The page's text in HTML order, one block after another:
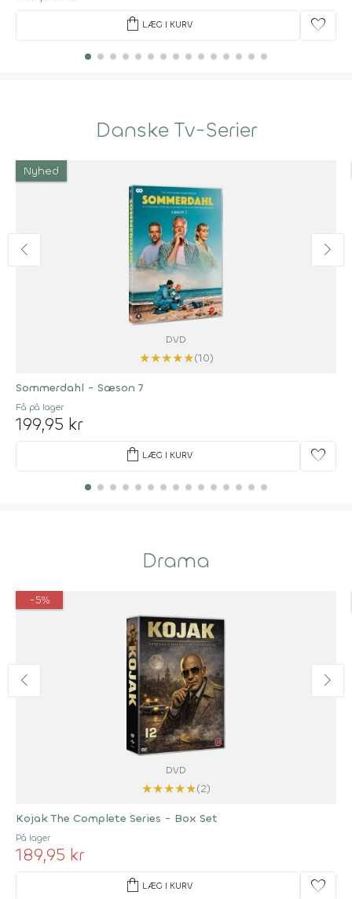
shopping_bag LÆG I KURV favorite
Danske Tv-Serier
Nyhed
DVD
★★★★★(10)
Sommerdahl - Sæson 7
Få på lager
199,95 kr
shopping_bag LÆG I KURV favorite
Drama
-5%
DVD
★★★★★(2)
Kojak The Complete Series - Box Set
På lager
189,95 kr
shopping_bag LÆG I KURV favorite